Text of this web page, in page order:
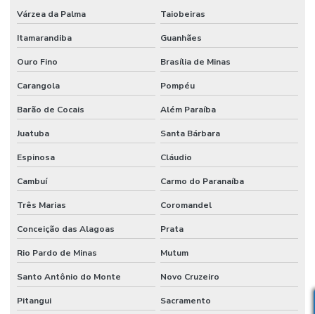
Várzea da Palma Taiobeiras
Itamarandiba Guanhães
Ouro Fino Brasília de Minas
Carangola Pompéu
Barão de Cocais Além Paraíba
Juatuba Santa Bárbara
Espinosa Cláudio
Cambuí Carmo do Paranaíba
Três Marias Coromandel
Conceição das Alagoas Prata
Rio Pardo de Minas Mutum
Santo Antônio do Monte Novo Cruzeiro
Pitangui Sacramento